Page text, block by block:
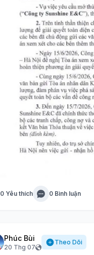
0 Yêu thích 0 Bình luận
Phúc Bùi
20 Thg 07
Theo Dõi